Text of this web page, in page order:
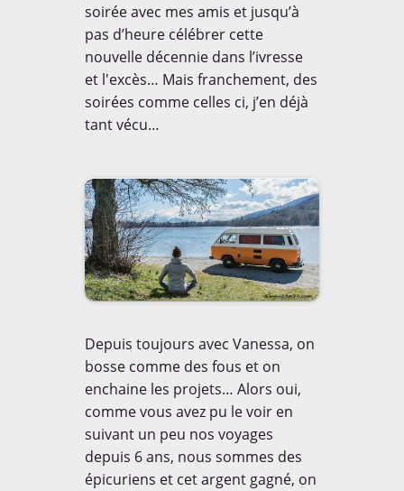
Le coin de Maman Le coin de Papa
Le coin des invités
Le coin des voyageurs
Les ONG No Comment
Non classé Nos bons plans
Portraits de papas
Tests Produits
Thématiques Voyager avec un enfant
NOUS SUIVRE
12,693
followers

7,338

487

3,329

105
BOARDING PASS
soirée avec mes amis et jusqu’à
pas d’heure célébrer cette
nouvelle décennie dans l’ivresse
et l'excès… Mais franchement, des
soirées comme celles ci, j’en déjà
tant vécu…
Depuis toujours avec Vanessa, on
bosse comme des fous et on
enchaine les projets… Alors oui,
comme vous avez pu le voir en
suivant un peu nos voyages
depuis 6 ans, nous sommes des
épicuriens et cet argent gagné, on